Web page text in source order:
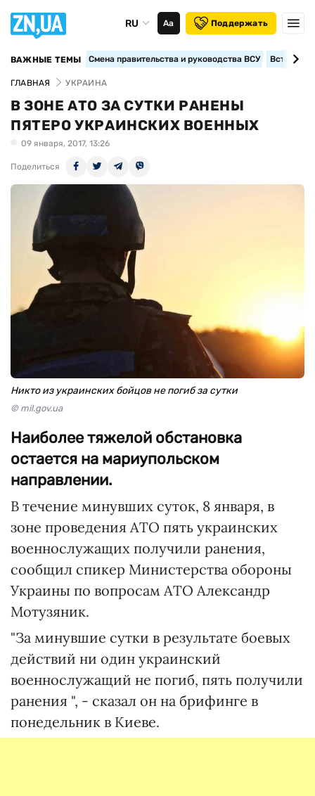
RU Аа Поддержать
ВАЖНЫЕ ТЕМЫ Смена правительства и руководства ВСУ
ГЛАВНАЯ УКРАИНА
В ЗОНЕ АТО ЗА СУТКИ РАНЕНЫ
ПЯТЕРО УКРАИНСКИХ ВОЕННЫХ
09 января, 2017, 13:26
Поделиться
Никто из украинских бойцов не погиб за сутки
© mil.gov.ua
Наиболее тяжелой обстановка
остается на мариупольском
направлении.
В течение минувших суток, 8 января, в
зоне проведения АТО пять украинских
военнослужащих получили ранения,
сообщил спикер Министерства обороны
Украины по вопросам АТО Александр
Мотузяник.
"За минувшие сутки в результате боевых
действий ни один украинский
военнослужащий не погиб, пять получили
ранения ", - сказал он на брифинге в
понедельник в Киеве.